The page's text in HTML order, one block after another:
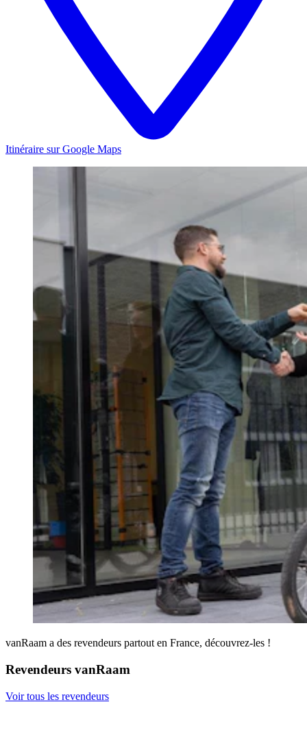
Itinéraire sur Google Maps
vanRaam a des revendeurs partout en France, découvrez-les !
Revendeurs vanRaam
Voir tous les revendeurs